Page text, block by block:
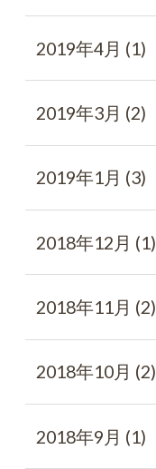
2019年4月 (1)
2019年3月 (2)
2019年1月 (3)
2018年12月 (1)
2018年11月 (2)
2018年10月 (2)
2018年9月 (1)